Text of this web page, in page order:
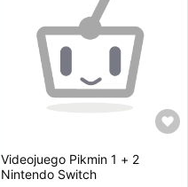
Videojuego Pikmin 1 + 2
Nintendo Switch